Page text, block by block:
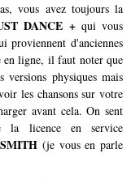
vous avez toujours la
DANCE +qui vous
proviennent d'anciennes
en ligne, il faut noter que
physiques mais
les chansons sur votre
avant cela. On sent
la licence en service
(je vous en parle